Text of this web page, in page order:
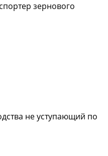
зернового
не уступающий по